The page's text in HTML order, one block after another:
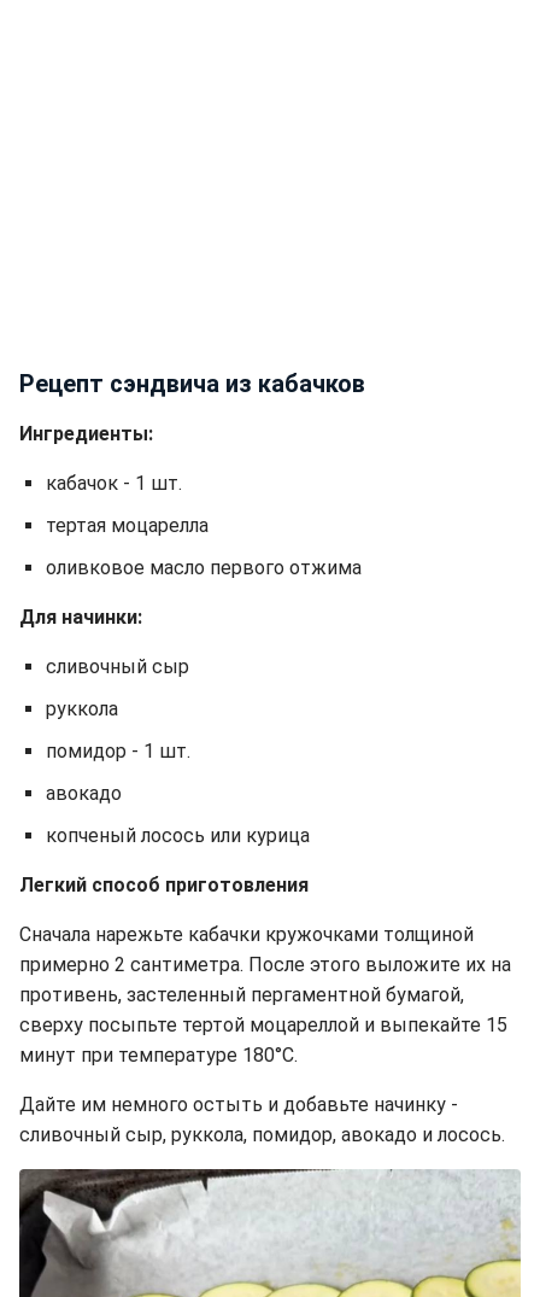
Рецепт сэндвича из кабачков
Ингредиенты:
кабачок - 1 шт.
тертая моцарелла
оливковое масло первого отжима
Для начинки:
сливочный сыр
руккола
помидор - 1 шт.
авокадо
копченый лосось или курица
Легкий способ приготовления
Сначала нарежьте кабачки кружочками толщиной
примерно 2 сантиметра. После этого выложите их на
противень, застеленный пергаментной бумагой,
сверху посыпьте тертой моцареллой и выпекайте 15
минут при температуре 180°C.
Дайте им немного остыть и добавьте начинку -
сливочный сыр, руккола, помидор, авокадо и лосось.